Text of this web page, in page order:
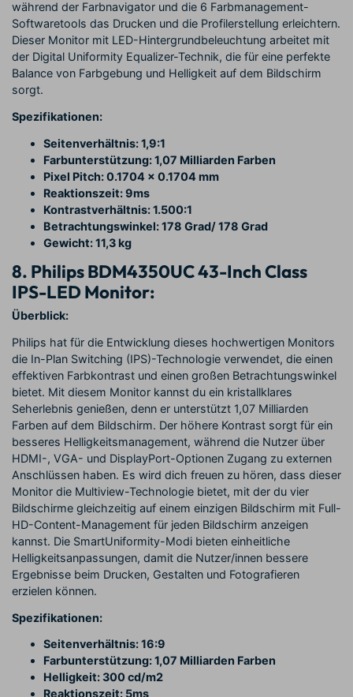
während der Farbnavigator und die 6 Farbmanagement-
Softwaretools das Drucken und die Profilerstellung erleichtern.
Dieser Monitor mit LED-Hintergrundbeleuchtung arbeitet mit
der Digital Uniformity Equalizer-Technik, die für eine perfekte
Balance von Farbgebung und Helligkeit auf dem Bildschirm
sorgt.
Spezifikationen:
Seitenverhältnis: 1,9:1
Farbunterstützung: 1,07 Milliarden Farben
Pixel Pitch: 0.1704 x 0.1704 mm
Reaktionszeit: 9ms
Kontrastverhältnis: 1.500:1
Betrachtungswinkel: 178 Grad/ 178 Grad
Gewicht: 11,3 kg
8. Philips BDM4350UC 43-Inch Class
IPS-LED Monitor:
Überblick:
Philips hat für die Entwicklung dieses hochwertigen Monitors
die In-Plan Switching (IPS)-Technologie verwendet, die einen
effektiven Farbkontrast und einen großen Betrachtungswinkel
bietet. Mit diesem Monitor kannst du ein kristallklares
Seherlebnis genießen, denn er unterstützt 1,07 Milliarden
Farben auf dem Bildschirm. Der höhere Kontrast sorgt für ein
besseres Helligkeitsmanagement, während die Nutzer über
HDMI-, VGA- und DisplayPort-Optionen Zugang zu externen
Anschlüssen haben. Es wird dich freuen zu hören, dass dieser
Monitor die Multiview-Technologie bietet, mit der du vier
Bildschirme gleichzeitig auf einem einzigen Bildschirm mit Full-
HD-Content-Management für jeden Bildschirm anzeigen
kannst. Die SmartUniformity-Modi bieten einheitliche
Helligkeitsanpassungen, damit die Nutzer/innen bessere
Ergebnisse beim Drucken, Gestalten und Fotografieren
erzielen können.
Spezifikationen:
Seitenverhältnis: 16:9
Farbunterstützung: 1,07 Milliarden Farben
Helligkeit: 300 cd/m2
Reaktionszeit: 5ms